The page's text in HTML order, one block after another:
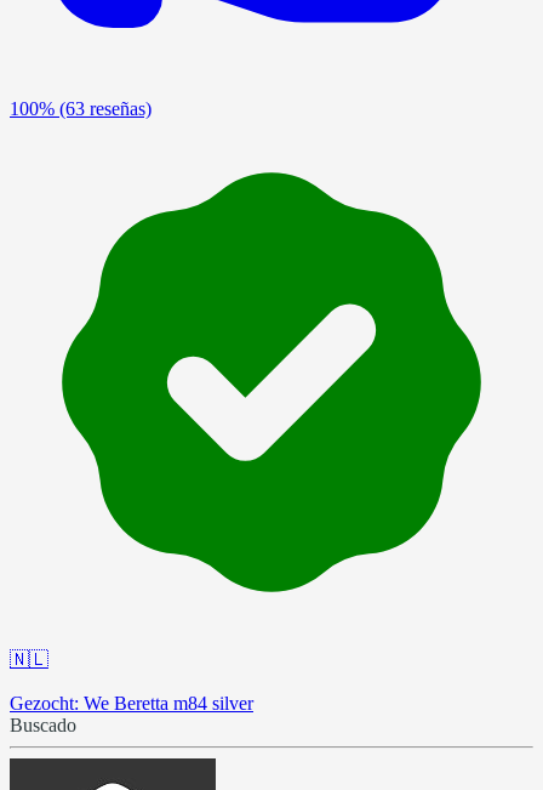
100% (63 reseñas)
🇳🇱
Gezocht: We Beretta m84 silver
Buscado